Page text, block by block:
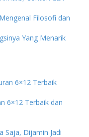
Filosofi dan
Yang Menarik
6×12 Terbaik dan